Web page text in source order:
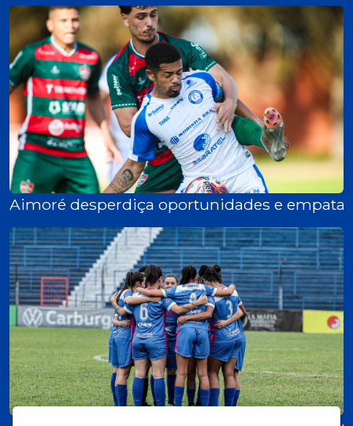
Aimoré desperdiça oportunidades e